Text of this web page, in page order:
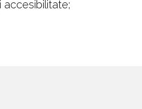
accesibilitate;